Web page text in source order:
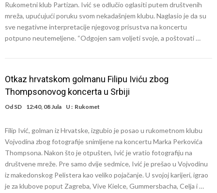
zahtijeva pravdu.
Potresne scene na sahrani UFC borca! Red ljudi, muzika i aplauz koji
tjera suze
GROM USMRTIO FUDBALERA: Velika tragedija! Povrijeđeno još 12
igrača!
Rukometni klub Partizan. Ivić se odlučio oglasiti putem društvenih
mreža, upućujući poruku svom nekadašnjem klubu. Naglasio je da su
sve negativne interpretacije njegovog prisustva na koncertu
potpuno neutemeljene. “Odgojen sam voljeti svoje, a poštovati …
Otkaz hrvatskom golmanu Filipu Iviću zbog
Thompsonovog koncerta u Srbiji
Od SD 12:40, 08 Jula U : Rukomet
Filip Ivić, golman iz Hrvatske, izgubio je posao u rukometnom klubu
Vojvodina zbog fotografije snimljene na koncertu Marka Perkovića
Thompsona. Nakon što je otpušten, Ivić je vratio fotografiju na
društvene mreže. Pre samo dvije sedmice, Ivić je prešao u Vojvodinu
iz makedonskog Pelistera kao veliko pojačanje. U svojoj karijeri, igrao
je za klubove poput Zagreba, Vive Kielce, Gummersbacha, Celja i …